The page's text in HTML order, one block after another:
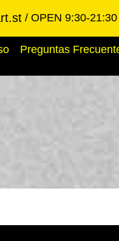
OPEN 9:30-21:30
Preguntas